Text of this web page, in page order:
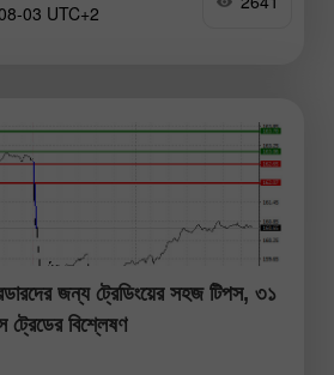
03 UTC+2
জন্য ট্রেডিংয়ের সহজ টিপস, ৩১
বিশ্লেষণ